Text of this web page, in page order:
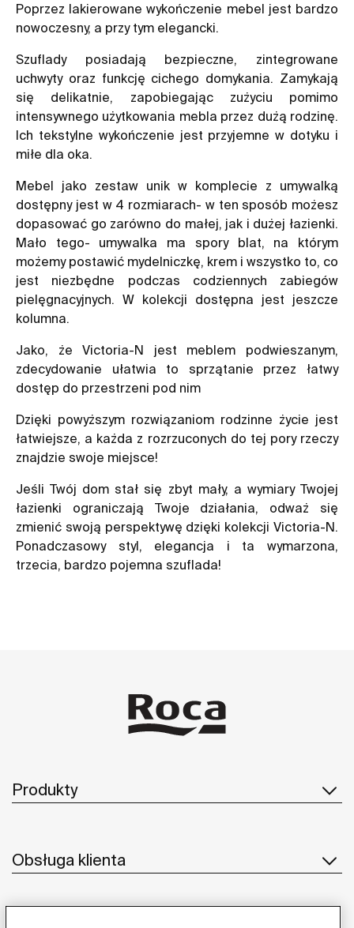
Poprzez lakierowane wykończenie mebel jest bardzo
nowoczesny, a przy tym elegancki.
Szuflady posiadają bezpieczne, zintegrowane
uchwyty oraz funkcję cichego domykania. Zamykają
się delikatnie, zapobiegając zużyciu pomimo
intensywnego użytkowania mebla przez dużą rodzinę.
Ich tekstylne wykończenie jest przyjemne w dotyku i
miłe dla oka.
Mebel jako zestaw unik w komplecie z umywalką
dostępny jest w 4 rozmiarach- w ten sposób możesz
dopasować go zarówno do małej, jak i dużej łazienki.
Mało tego- umywalka ma spory blat, na którym
możemy postawić mydelniczkę, krem i wszystko to, co
jest niezbędne podczas codziennych zabiegów
pielęgnacyjnych. W kolekcji dostępna jest jeszcze
kolumna.
Jako, że Victoria-N jest meblem podwieszanym,
zdecydowanie ułatwia to sprzątanie przez łatwy
dostęp do przestrzeni pod nim
Dzięki powyższym rozwiązaniom rodzinne życie jest
łatwiejsze, a każda z rozrzuconych do tej pory rzeczy
znajdzie swoje miejsce!
Jeśli Twój dom stał się zbyt mały, a wymiary Twojej
łazienki ograniczają Twoje działania, odważ się
zmienić swoją perspektywę dzięki kolekcji Victoria-N.
Ponadczasowy styl, elegancja i ta wymarzona,
trzecia, bardzo pojemna szuflada!
Produkty
Obsługa klienta